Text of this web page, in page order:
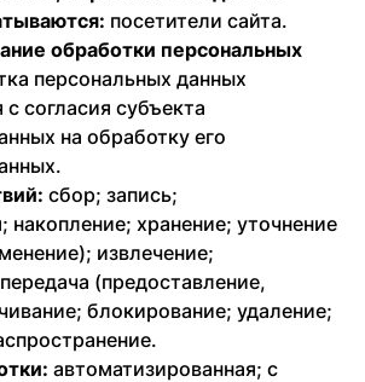
посетители сайта.
обработки персональных
персональных данных
согласия субъекта
на обработку его
сбор; запись;
накопление; хранение; уточнение
извлечение;
(предоставление,
блокирование; удаление;
автоматизированная; с